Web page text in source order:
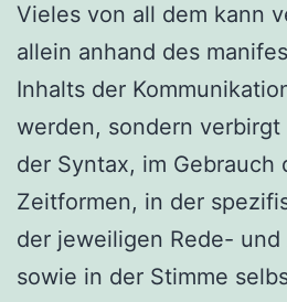
Vieles von all dem kann
allein anhand des
Inhalts der
werden, sondern
der Syntax, im Gebrauch
Zeitformen, in der
der jeweiligen Rede- und
sowie in der Stimme